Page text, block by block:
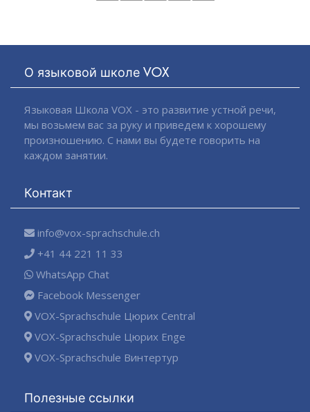
О языковой школе VOX
Языковая Школа VOX - это развитие устной речи,
мы возьмем вас за руку и приведем к хорошему
произношению. С нами вы будете говорить на
каждом занятии.
Контакт
info@vox-sprachschule.ch
+41 44 221 11 33
WhatsApp Chat
Facebook Messenger
VOX-Sprachschule Цюрих Central
VOX-Sprachschule Цюрих Enge
VOX-Sprachschule Винтертур
Полезные ссылки